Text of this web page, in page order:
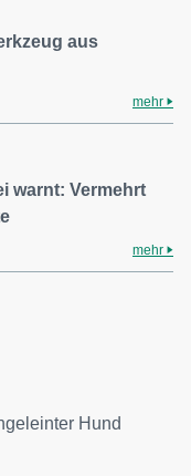
aus
mehr
warnt: Vermehrt
mehr
Hund